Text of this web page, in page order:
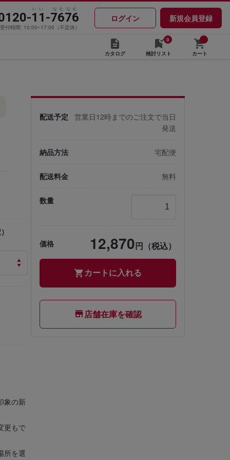
いい なむなむ
11-7676
受付時間: 10:00~17:00（不定休）
ログイン 新規会員登録
カタログ
0
検討リスト
カート
象の新
更もで
所を選
配送予定
営業日12時までのご注文で当日
発送
納品方法 宅配便
配送料金 無料
数量
価格 12,870円（税込）
カートに入れる
店舗在庫を確認